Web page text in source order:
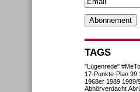
TAGS
"Lügenrede"
17-Punkte-Plan 99
1968er 1989 1989/
Abhörverdacht